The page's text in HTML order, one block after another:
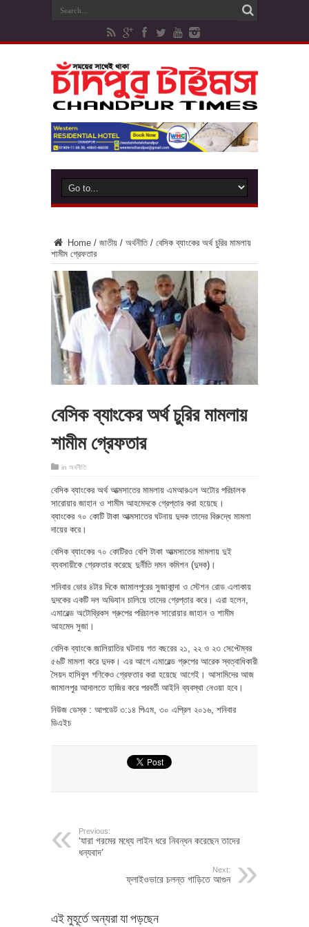
Home / জাতীয় / অর্থনীতি / বেসিক ব্যাংকের অর্থ চুরির মামলায়
শামীম গ্রেফতার
বেসিক ব্যাংকের অর্থ চুরির মামলায়
শামীম গ্রেফতার
in অর্থনীতি
বেসিক ব্যাংকের অর্থ আত্মসাতের মামলায় এমআরএল অটোর পরিচালক
সারোয়ার জাহান ও শামীম আহমেদকে গ্রেপ্তার করা হয়েছে।
ব্যাংকের ৭০ কোটি টাকা আত্মসাতের ঘটনায় দুদক তাদের বিরুদ্ধে মামলা
দায়ের করে।
বেসিক ব্যাংকের ৭০ কোটিরও বেশি টাকা আত্মসাতের মামলায় দুই
ব্যবসায়ীকে গ্রেফতার করেছে দুর্নীতি দমন কমিশন (দুদক)।
শনিবার ভোর ৪টার দিকে জামালপুরের সুজাকান্দা ও স্টেশন রোড এলাকায়
দুদকের একটি দল অভিযান চালিয়ে তাদের গ্রেপ্তার করে। এরা হলেন,
এমারেল্ড অটোব্রিকস গ্রুপের পরিচালক সারোয়ার জাহান ও শামীম
আহমেদ সুজা।
বেসিক ব্যাংকে জালিয়াতির ঘটনায় গত বছরের ২১, ২২ ও ২৩ সেপ্টেম্বর
৫৬টি মামলা করে দুদক। এর আগে এমারেল্ড গ্রুপের আরেক স্বত্বাধিকারী
সৈয়দ হাসিবুল গণিকেও গ্রেফতার করা হয়েছে আগেই। আসামিদের আজ
জামালপুর আদালতে হাজির করে পরবর্তী আইনি ব্যবস্থা নেওয়া হবে।
নিউজ ডেস্ক : আপডেট ৩:১৪ পিএম, ৩০ এপ্রিল ২০১৬, শনিবার
ডিএইচ
Previous:
‘যারা গরমের মধ্যে লাইন ধরে নিবন্ধন করেছেন তাদের
ধন্যবাদ’
Next:
ফ্লাইওভারে চলন্ত গাড়িতে আগুন
এই মুহূর্তে অন্যরা যা পড়ছেন